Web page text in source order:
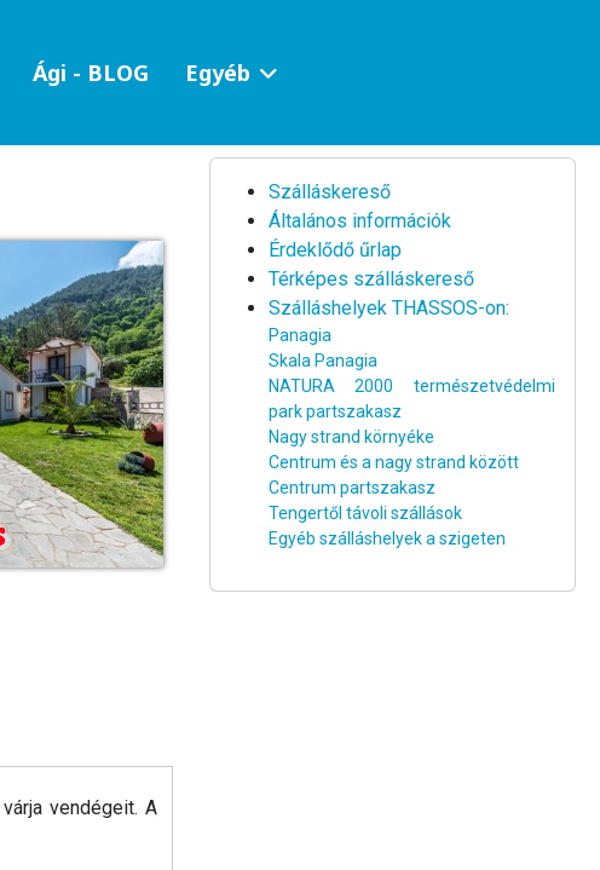
Ági - BLOG Egyéb
vendégeit. A
Szálláskereső
Általános információk
Érdeklődő űrlap
Térképes szálláskereső
Szálláshelyek THASSOS-on:
Panagia
Skala Panagia
NATURA 2000 természetvédelmi
park partszakasz
Nagy strand környéke
Centrum és a nagy strand között
Centrum partszakasz
Tengertől távoli szállások
Egyéb szálláshelyek a szigeten